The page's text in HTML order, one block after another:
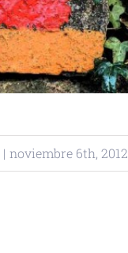
| noviembre 6th, 2012